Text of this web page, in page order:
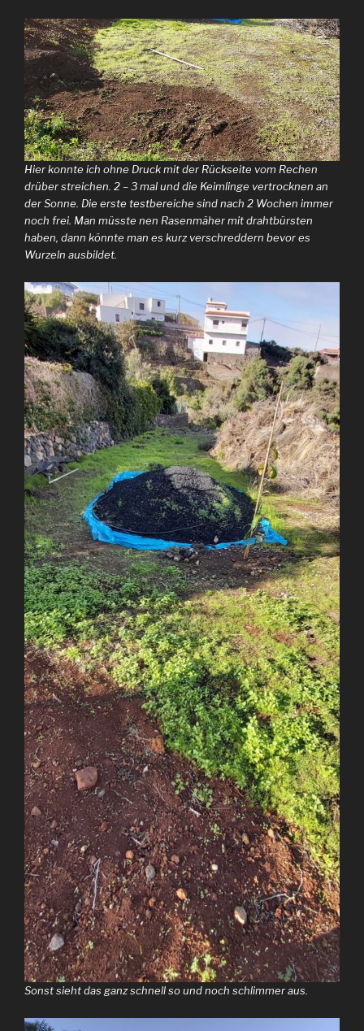
Hier konnte ich ohne Druck mit der Rückseite vom Rechen
drüber streichen. 2 – 3 mal und die Keimlinge vertrocknen an
der Sonne. Die erste testbereiche sind nach 2 Wochen immer
noch frei. Man müsste nen Rasenmäher mit drahtbürsten
haben, dann könnte man es kurz verschreddern bevor es
Wurzeln ausbildet.
Sonst sieht das ganz schnell so und noch schlimmer aus.